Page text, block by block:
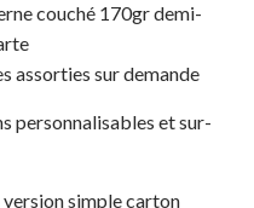
couché 170gr demi-
assorties sur demande
personnalisables et sur-
simple carton